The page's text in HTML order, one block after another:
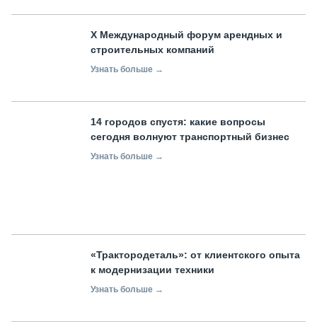
X Международный форум арендных и
строительных компаний
Узнать больше →
14 городов спустя: какие вопросы
сегодня волнуют транспортный бизнес
Узнать больше →
«Трактородеталь»: от клиентского опыта
к модернизации техники
Узнать больше →